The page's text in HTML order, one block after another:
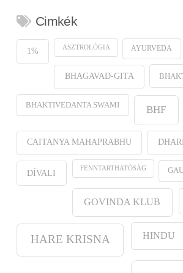
Cimkék
1% ASZTROLÓGIA AYURVEDA
BHAGAVAD-GITA
BHAKTIVEDANTA SWAMI BHF
CAITANYA MAHAPRABHU
DÍVALI FENNTARTHATÓSÁG
GOVINDA KLUB
HARE KRISNA HINDU